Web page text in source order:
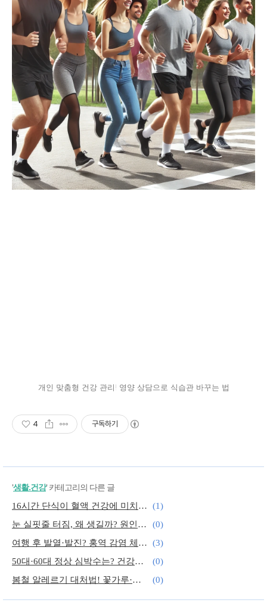
개인 맞춤형 건강 관리! 영양 상담으로 식습관 바꾸는 법
4 구독하기
'생활.건강' 카테고리의 다른 글
16시간 단식이 혈액 건강에 미치는 놀라운 효과, 간헐적 단식과 혈전 예방
(1)
눈 실핏줄 터짐, 왜 생길까? 원인과 해결 방법! 눈이 빨갛게 변했어요! 자가 치료 및 예방 TIP!
(0)
여행 후 발열·발진? 홍역 감염 체크리스트! 해외여행 전 필수! 홍역 예방접종이 중요!! 홍역 증상과 예방법! 여행 중 감염을 막는 꿀팁
(3)
50대·60대 정상 심박수는? 건강한 심장 관리법! 심박수 유지하는 최고의 운동법! 심박수 낮추는 방법?
(0)
봄철 알레르기 대처법! 꽃가루·미세먼지 걱정 없는 건강한 봄 보내기! 콧물·재채기 끝! 원인부터 치료까지!
(0)
유리의 10년 몸매 유지 비결? 매일 아침 보이차? 보이차가 체중감량 다이어트에 좋은 이유! 효과 & 마시는 방법
(2)